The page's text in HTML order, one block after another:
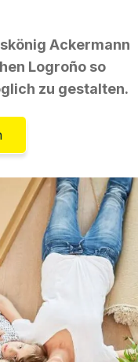
Ackermann
Logroño so
zu gestalten.